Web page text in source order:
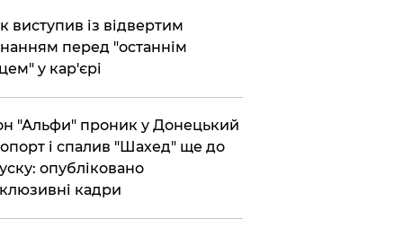
виступив із відвертим
перед "останнім
у кар'єрі
"Альфи" проник у Донецький
і спалив "Шахед" ще до
опубліковано
кадри